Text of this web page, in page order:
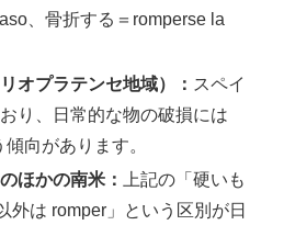
、骨折する＝romperse la
オプラテンセ地域）： スペイ
り、日常的な物の破損には
向があります。
ほかの南米：上記の「硬いも
外は romper」という区別が日